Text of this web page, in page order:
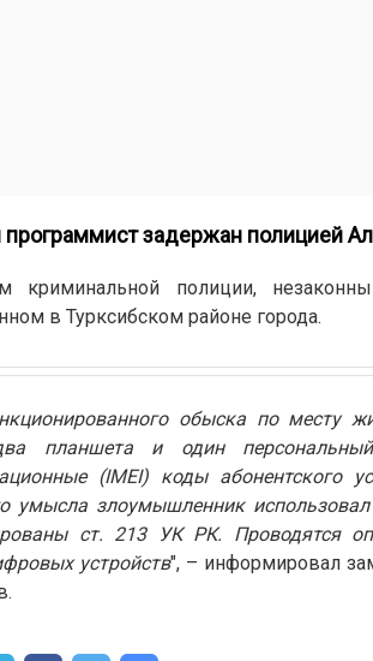
программист задержан полицией
криминальной полиции,
в Турксибском районе города.
обыска по месту
планшета и один
(IMEI) коды абонентского
умысла злоумышленник
ст. 213 УК РК. Проводятся
устройств", – информировал